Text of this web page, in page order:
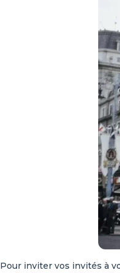
Pour inviter vos invités à